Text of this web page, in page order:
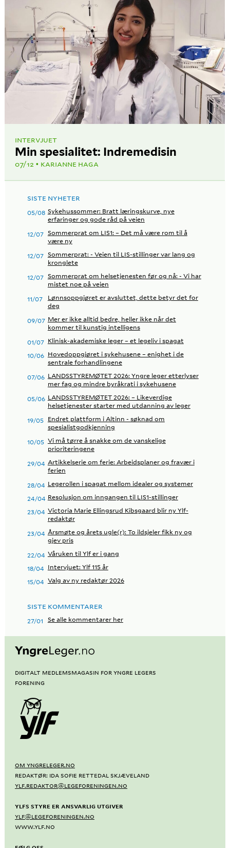
Min spesialitet: Indremedisin
INTERVJUET
07/12 KARIANNE HAGA
SISTE NYHETER
05/08 Sykehussommer: Bratt læringskurve, nye
erfaringer og gode råd på veien
12/07 Sommerprat om LIS1: – Det må være rom til å
være ny
12/07 Sommerprat: - Veien til LIS-stillinger var lang og
kronglete
12/07 Sommerprat om helsetjenesten før og nå: - Vi har
mistet noe på veien
11/07
Lønnsoppgjøret er avsluttet, dette betyr det for
deg
09/07 Mer er ikke alltid bedre, heller ikke når det
kommer til kunstig intelligens
01/07 Klinisk-akademiske leger – et legeliv i spagat
10/06 Hovedoppgjøret i sykehusene – enighet i de
sentrale forhandlingene
07/06 LANDSSTYREMØTET 2026: Yngre leger etterlyser
mer fag og mindre byråkrati i sykehusene
05/06 LANDSSTYREMØTET 2026: – Likeverdige
helsetjenester starter med utdanning av leger
19/05 Endret plattform i Altinn - søknad om
spesialistgodkjenning
10/05 Vi må tørre å snakke om de vanskelige
prioriteringene
29/04 Artikkelserie om ferie: Arbeidsplaner og fravær i
ferien
28/04 Legerollen i spagat mellom idealer og systemer
24/04 Resolusjon om inngangen til LIS1-stillinger
23/04 Victoria Marie Ellingsrud Kibsgaard blir ny Ylf-
redaktør
23/04 Årsmøte og årets ugle(r): To ildsjeler fikk ny og
gjev pris
22/04 Våruken til Ylf er i gang
18/04 Intervjuet: Ylf 115 år
15/04 Valg av ny redaktør 2026
SISTE KOMMENTARER
27/01 Se alle kommentarer her
Digitalt medlemsmagasin for Yngre Legers
Forening
OM YNGRELEGER.NO
REDAKTØR: IDA SOFIE RETTEDAL SKJÆVELAND
YLF.REDAKTOR@LEGEFORENINGEN.NO
YLFS STYRE ER ANSVARLIG UTGIVER
YLF@LEGEFORENINGEN.NO
WWW.YLF.NO